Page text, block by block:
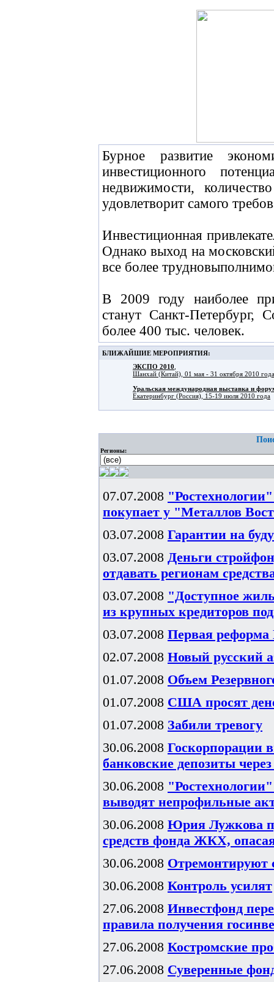
Бурное развитие
инвестиционного
недвижимости,
удовлетворит самого
Инвестиционная
Однако выход на
все более
В 2009 году наиболее
станут Санкт-Петербург,
более 400 тыс. человек.
БЛИЖАЙШИЕ МЕРОПРИЯТИЯ:
ЭКСПО 2010
Шанхай (Китай), 01 мая - 31 октября 2010 года
Уральская международная выставка и
Екатеринбург (Россия), 15-19 июля 2010 года
Регионы:
07.07.2008
покупает у "Металлов
03.07.2008 Гарантии на
03.07.2008 Деньги
отдавать регионам
03.07.2008 "Доступное
из крупных кредиторов
03.07.2008 Первая реформа
02.07.2008 Новый русский
01.07.2008 Объем
01.07.2008 США просят
01.07.2008 Забили тревогу
30.06.2008 Госкорпорации
банковские депозиты
30.06.2008
выводят непрофильные
30.06.2008 Юрия Лужкова
средств фонда ЖКХ,
30.06.2008 Отремонтируют
30.06.2008 Контроль усилят
27.06.2008 Инвестфонд
правила получения
27.06.2008 Костромские
27.06.2008 Суверенные